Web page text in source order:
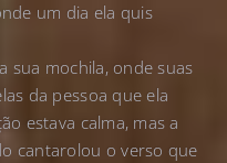
um dia ela quis
sua mochila, onde suas
da pessoa que ela
estava calma, mas a
cantarolou o verso que